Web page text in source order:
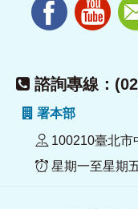
諮詢專線：
署本部
100210臺北市
星期一至星期